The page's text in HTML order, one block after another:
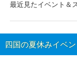
最近見たイベント＆
四国の夏休みイベ